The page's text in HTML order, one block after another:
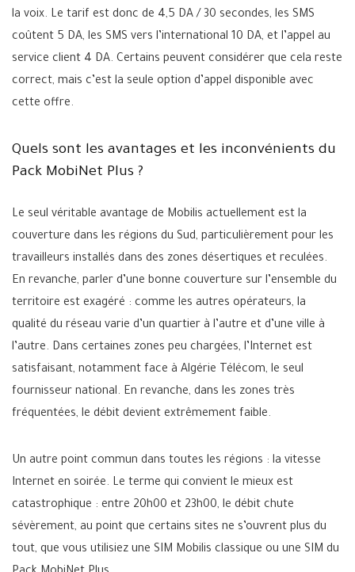
la voix. Le tarif est donc de 4,5 DA / 30 secondes, les SMS
coûtent 5 DA, les SMS vers l’international 10 DA, et l’appel au
service client 4 DA. Certains peuvent considérer que cela reste
correct, mais c’est la seule option d’appel disponible avec
cette offre.
Quels sont les avantages et les inconvénients du
Pack MobiNet Plus ?
Le seul véritable avantage de Mobilis actuellement est la
couverture dans les régions du Sud, particulièrement pour les
travailleurs installés dans des zones désertiques et reculées.
En revanche, parler d’une bonne couverture sur l’ensemble du
territoire est exagéré : comme les autres opérateurs, la
qualité du réseau varie d’un quartier à l’autre et d’une ville à
l’autre. Dans certaines zones peu chargées, l’Internet est
satisfaisant, notamment face à Algérie Télécom, le seul
fournisseur national. En revanche, dans les zones très
fréquentées, le débit devient extrêmement faible.
Un autre point commun dans toutes les régions : la vitesse
Internet en soirée. Le terme qui convient le mieux est
catastrophique : entre 20h00 et 23h00, le débit chute
sévèrement, au point que certains sites ne s’ouvrent plus du
tout, que vous utilisiez une SIM Mobilis classique ou une SIM du